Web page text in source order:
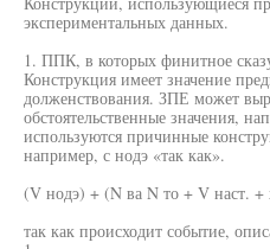
экспериментальных данных.
1. ППК, в которых финитное
Конструкция имеет значение
долженствования. ЗПЕ может
обстоятельственные значения,
используются причинные
например, с нодэ «так как».
(V нодэ) + (N ва N то + V наст. +
так как происходит событие,